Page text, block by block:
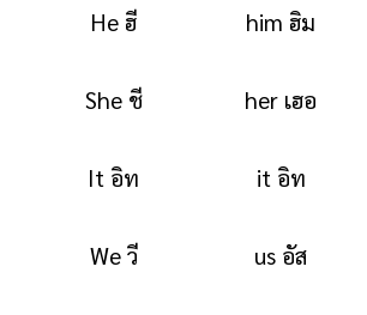
He ฮี him ฮิม
She ชี her เฮอ
It อิท it อิท
We วี us อัส